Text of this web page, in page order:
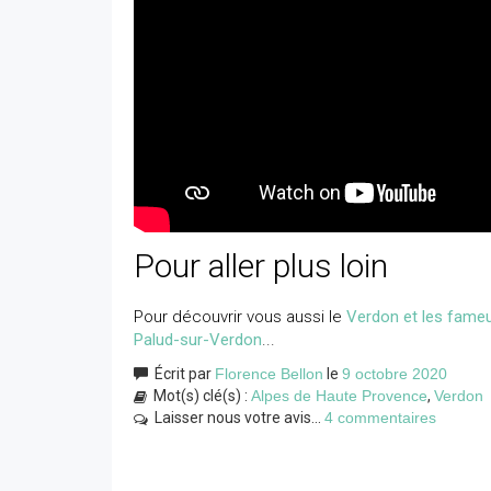
Pour aller plus loin
Pour découvrir vous aussi le Verdon et les
Palud-sur-Verdon...
Écrit par Florence Bellon le 9 octobre 2020
Mot(s) clé(s) : Alpes de Haute Provence, Verdon
Laisser nous votre avis... 4 commentaires